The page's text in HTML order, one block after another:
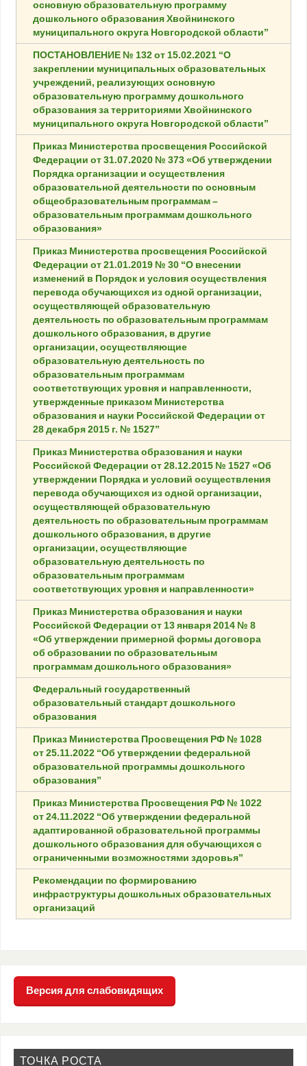
основную образовательную программу
дошкольного образования Хвойнинского
муниципального округа Новгородской области”
ПОСТАНОВЛЕНИЕ № 132 от 15.02.2021 “О
закреплении муниципальных образовательных
учреждений, реализующих основную
образовательную программу дошкольного
образования за территориями Хвойнинского
муниципального округа Новгородской области”
Приказ Министерства просвещения Российской
Федерации от 31.07.2020 № 373 «Об утверждении
Порядка организации и осуществления
образовательной деятельности по основным
общеобразовательным программам –
образовательным программам дошкольного
образования»
Приказ Министерства просвещения Российской
Федерации от 21.01.2019 № 30 “О внесении
изменений в Порядок и условия осуществления
перевода обучающихся из одной организации,
осуществляющей образовательную
деятельность по образовательным программам
дошкольного образования, в другие
организации, осуществляющие
образовательную деятельность по
образовательным программам
соответствующих уровня и направленности,
утвержденные приказом Министерства
образования и науки Российской Федерации от
28 декабря 2015 г. № 1527”
Приказ Министерства образования и науки
Российской Федерации от 28.12.2015 № 1527 «Об
утверждении Порядка и условий осуществления
перевода обучающихся из одной организации,
осуществляющей образовательную
деятельность по образовательным программам
дошкольного образования, в другие
организации, осуществляющие
образовательную деятельность по
образовательным программам
соответствующих уровня и направленности»
Приказ Министерства образования и науки
Российской Федерации от 13 января 2014 № 8
«Об утверждении примерной формы договора
об образовании по образовательным
программам дошкольного образования»
Федеральный государственный
образовательный стандарт дошкольного
образования
Приказ Министерства Просвещения РФ № 1028
от 25.11.2022 “Об утверждении федеральной
образовательной программы дошкольного
образования”
Приказ Министерства Просвещения РФ № 1022
от 24.11.2022 “Об утверждении федеральной
адаптированной образовательной программы
дошкольного образования для обучающихся с
ограниченными возможностями здоровья”
Рекомендации по формированию
инфраструктуры дошкольных образовательных
организаций
Версия для слабовидящих
ТОЧКА РОСТА